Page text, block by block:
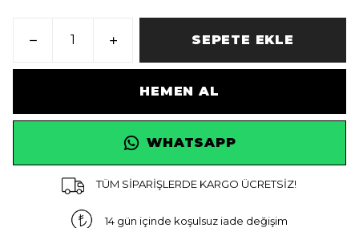
SEPETE EKLE
HEMEN AL
WHATSAPP
TÜM SİPARİŞLERDE KARGO ÜCRETSİZ!
14 gün içinde koşulsuz iade değişim